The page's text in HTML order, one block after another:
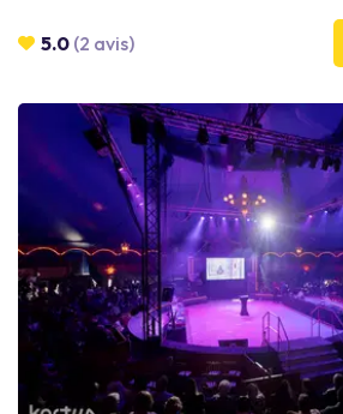
de vos besoins (petits déjeuners,
presse, cocktails, soirées…).
5.0 (2 avis)